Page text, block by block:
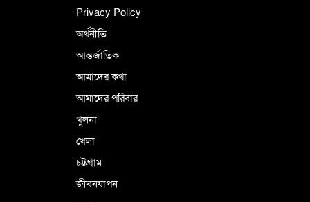
Privacy Policy
অর্থনীতি
আন্তর্জাতিক
আমাদের কথা
আমাদের পরিবার
খুলনা
খেলা
চট্টগ্রাম
জীবনযাপন